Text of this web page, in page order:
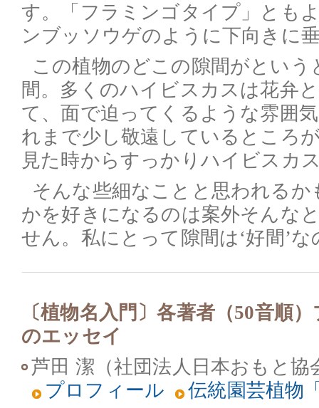
す。「フラミンゴタイプ」とも
ンブッソウゲのように下向きに
この植物のどこの隙間がとい
間。多くのハイビスカスは花弁
て、面で迫ってくるような雰囲
れまで少し敬遠しているところ
見た時からすっかりハイビスカ
そんな些細なことと思われる
かを好きになるのは案外そんな
せん。私にとって隙間は‘好間’
〔植物名入門〕各著者（50音順
のエッセイ
芦田 潔（社団法人日本おもと協
プロフィール
伝統園芸植物